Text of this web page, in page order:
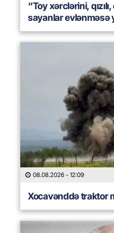
“Toy xərclərini,
sayanlar evlənməsə
08.08.2026 - 12:09
Xocavənddə traktor